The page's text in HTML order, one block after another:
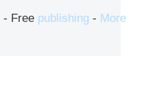
- Free publishing - More